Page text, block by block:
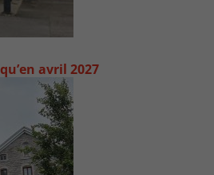
avril 2027